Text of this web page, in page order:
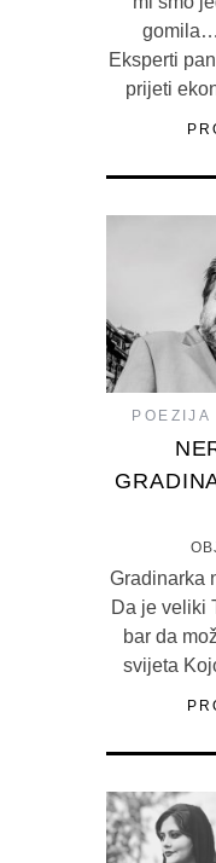
Eksperti
prijeti
POEZIJA
Gradinarka
Da je veliki
bar da
svijeta